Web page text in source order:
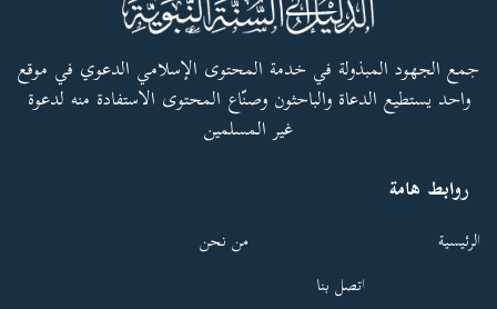
جمع الجهود المبذولة في خدمة المحتوى الإسلامي الدعوي في موقع
واحد يستطيع الدعاة والباحثون وصنّاع المحتوى الاستفادة منه لدعوة
غير المسلمين
روابط هامة
الرئيسية
من نحن
اتصل بنا